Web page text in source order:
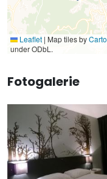
Leaflet | Map tiles byCarto
under ODbL.
Fotogalerie